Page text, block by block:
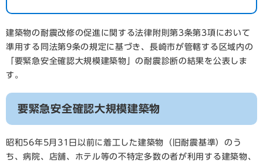
建築物の耐震改修の促進に関する法律附則第3条第3項において
準用する同法第9条の規定に基づき、長崎市が管轄する区域内の
「要緊急安全確認大規模建築物」の耐震診断の結果を公表しま
す。
要緊急安全確認大規模建築物
昭和56年5月31日以前に着工した建築物（旧耐震基準）のう
ち、病院、店舗、ホテル等の不特定多数の者が利用する建築物、